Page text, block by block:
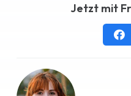
Jetzt mit